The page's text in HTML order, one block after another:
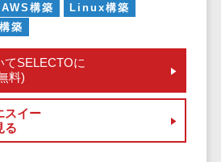
出願システム>
支援システム>
他業務支援サービス>
タ分析・活用
標的型攻撃メ
ール対策
ィ・脆弱性診断
ペネトレーシ
ョンテスト
AWS構築
Linux構築
築
てSELECTOに
料)
スイー
る